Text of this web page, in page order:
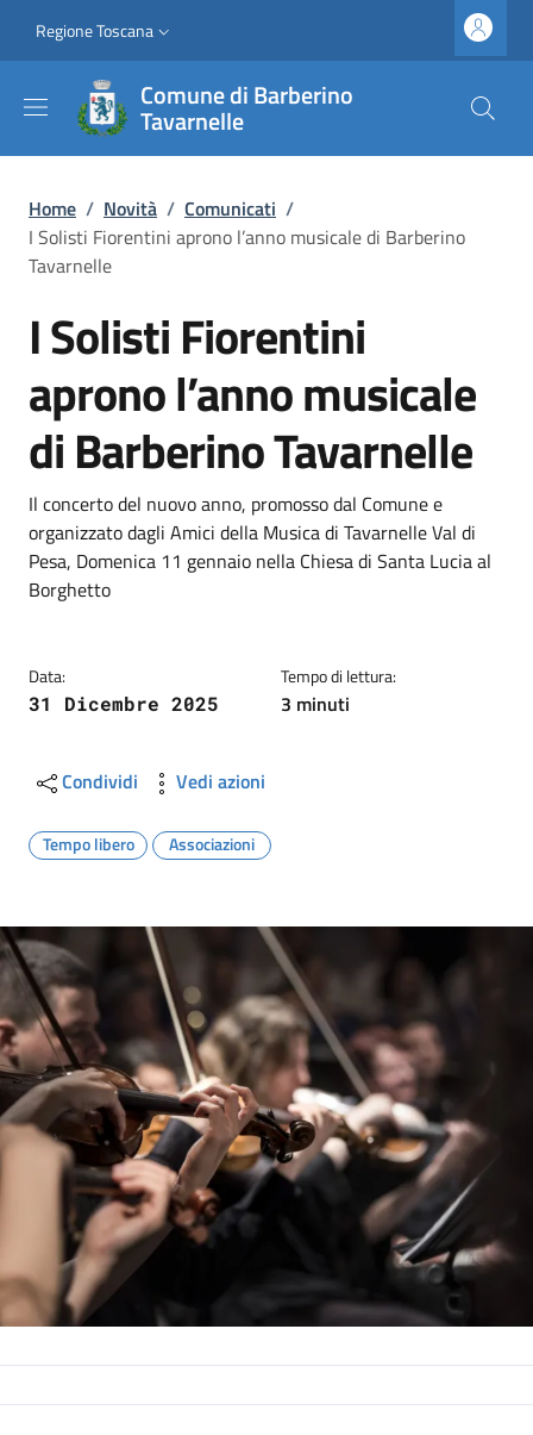
Slim top
Regione Toscana
Comune di Barberino
Tavarnelle
Briciole di pane
Home / Novità / Comunicati /
I Solisti Fiorentini aprono l’anno musicale di Barberino
Tavarnelle
I Solisti Fiorentini
aprono l’anno musicale
di Barberino Tavarnelle
Dettagli
Descrizione breve
Il concerto del nuovo anno, promosso dal Comune e
organizzato dagli Amici della Musica di Tavarnelle Val di
Pesa, Domenica 11 gennaio nella Chiesa di Santa Lucia al
Borghetto
Data:
31 Dicembre 2025
Tempo di lettura:
3 minuti
Condividi Vedi azioni
Tempo libero Associazioni
Image